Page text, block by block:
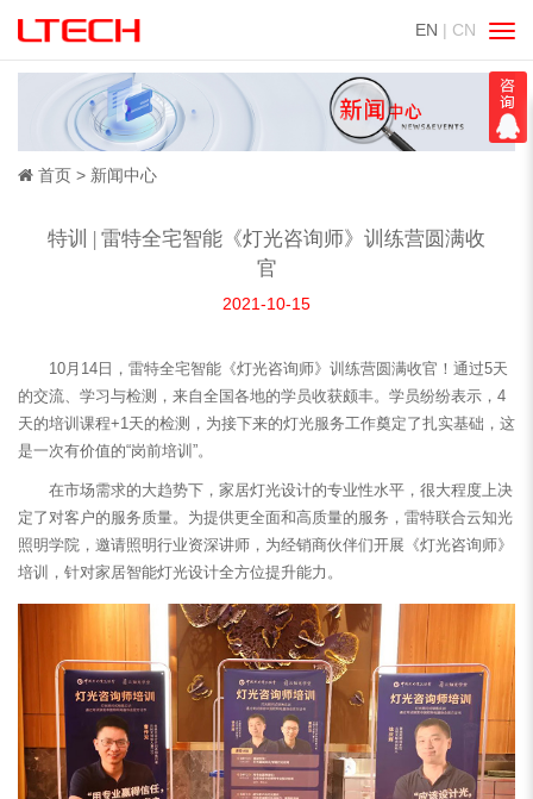
EN | CN
切
换
导
航
首页 新闻中心
特训 | 雷特全宅智能《灯光咨询师》训练营圆满收
官
2021-10-15
10月14日，雷特全宅智能《灯光咨询师》训练营圆满收官！通过5天
的交流、学习与检测，来自全国各地的学员收获颇丰。学员纷纷表示，4
天的培训课程+1天的检测，为接下来的灯光服务工作奠定了扎实基础，这
是一次有价值的“岗前培训”。
在市场需求的大趋势下，家居灯光设计的专业性水平，很大程度上决
定了对客户的服务质量。为提供更全面和高质量的服务，雷特联合云知光
照明学院，邀请照明行业资深讲师，为经销商伙伴们开展《灯光咨询师》
培训，针对家居智能灯光设计全方位提升能力。